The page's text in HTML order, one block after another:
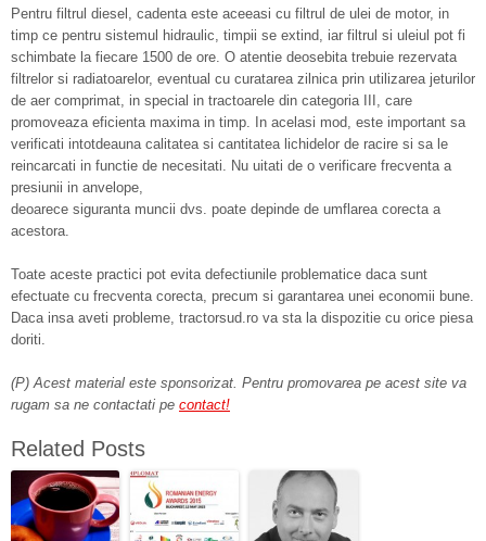
Pentru filtrul diesel, cadenta este aceeasi cu filtrul de ulei de motor, in
timp ce pentru sistemul hidraulic, timpii se extind, iar filtrul si uleiul pot fi
schimbate la fiecare 1500 de ore. O atentie deosebita trebuie rezervata
filtrelor si radiatoarelor, eventual cu curatarea zilnica prin utilizarea jeturilor
de aer comprimat, in special in tractoarele din categoria III, care
promoveaza eficienta maxima in timp. In acelasi mod, este important sa
verificati intotdeauna calitatea si cantitatea lichidelor de racire si sa le
reincarcati in functie de necesitati. Nu uitati de o verificare frecventa a
presiunii in anvelope,
deoarece siguranta muncii dvs. poate depinde de umflarea corecta a
acestora.
Toate aceste practici pot evita defectiunile problematice daca sunt
efectuate cu frecventa corecta, precum si garantarea unei economii bune.
Daca insa aveti probleme, tractorsud.ro va sta la dispozitie cu orice piesa
doriti.
(P) Acest material este sponsorizat. Pentru promovarea pe acest site va
rugam sa ne contactati pe contact!
Related Posts